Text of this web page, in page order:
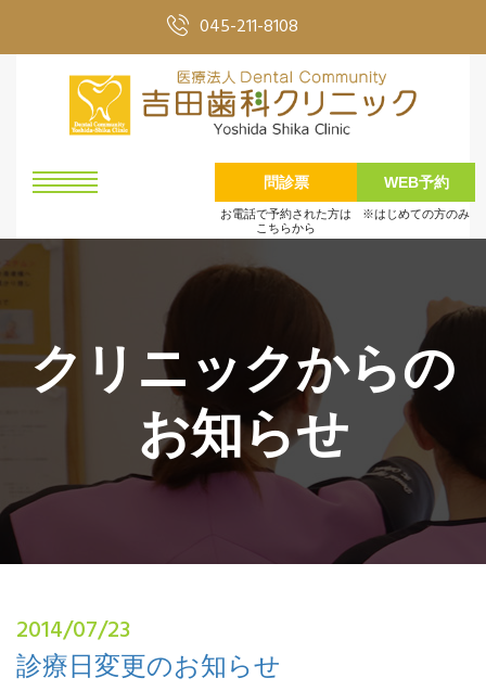
045-211-8108
問診票
お電話で予約された方は
こちらから
WEB予約
※はじめての方のみ
クリニックからの
お知らせ
2014/07/23
診療日変更のお知らせ